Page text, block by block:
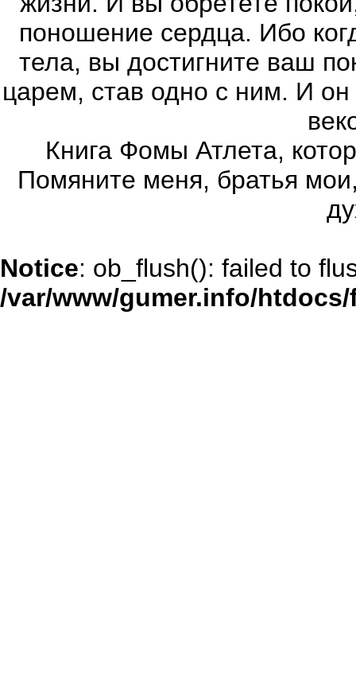
поношение сердца. Ибо
тела, вы достигните ваш
царем, став одно с ним. И
Книга Фомы Атлета,
Помяните меня, братья
Notice: ob_flush(): failed to
/var/www/gumer.info/